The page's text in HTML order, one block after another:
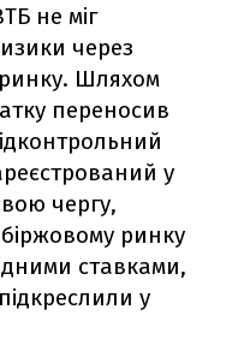
не міг
через
Шляхом
переносив
у
чергу,
ринку
ставками,
у